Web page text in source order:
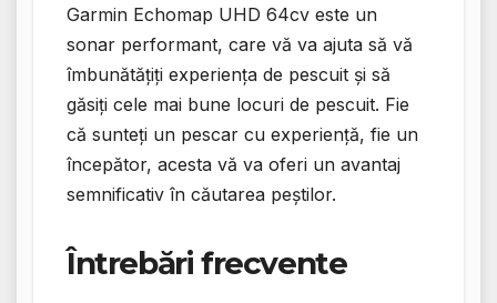
Garmin Echomap UHD 64cv este un
sonar performant, care vă va ajuta să vă
îmbunătățiți experiența de pescuit și să
găsiți cele mai bune locuri de pescuit. Fie
că sunteți un pescar cu experiență, fie un
începător, acesta vă va oferi un avantaj
semnificativ în căutarea peștilor.
Întrebări frecvente